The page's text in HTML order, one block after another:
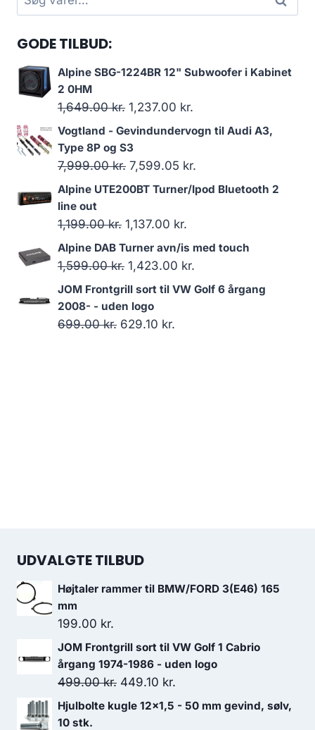
efter:
GODE TILBUD:
Alpine SBG-1224BR 12" Subwoofer i Kabinet
2 0HM
1,649.00kr. Den
oprindelige
pris
var:
1,649.00 kr..
1,237.00 kr.
aktuelle
er:
1,237.00 kr..
Vogtland - Gevindundervogn til Audi A3,
Type 8P og S3
7,999.00kr. Den
oprindelige
var:
7,999.00 kr..
7,599.05 kr.
aktuelle
7,599.05 kr..
Alpine UTE200BT Turner/Ipod Bluetooth 2
line out
1,199.00kr. Den
oprindelige
pris
1,199.00 kr..
1,137.00 kr.
aktuelle
pris
1,137.00 kr..
Alpine DAB Turner avn/is med touch
1,599.00kr. Den
oprindelige
pris
var:
1,423.00 kr.
aktuelle
JOM Frontgrill sort til VW Golf 6 årgang
2008- - uden logo
699.00kr. Den
629.10 kr.
UDVALGTE TILBUD
Højtaler rammer til BMW/FORD 3(E46) 165
mm
199.00 kr.
JOM Frontgrill sort til VW Golf 1 Cabrio
årgang 1974-1986 - uden logo
499.00kr. Den
oprindelige
449.10 kr.
aktuelle
Hjulbolte kugle 12x1,5 - 50 mm gevind, sølv,
10 stk.